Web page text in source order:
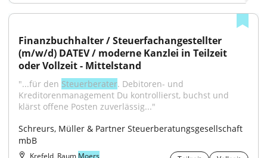
Finanzbuchhalter / Steuerfachangestellter
(m/w/d) DATEV / moderne Kanzlei in Teilzeit
oder Vollzeit - Mittelstand
"...für den Steuerberater. Debitoren- und
Kreditorenmanagement Du kontrollierst, buchst und
klärst offene Posten zuverlässig..."
Schreurs, Müller & Partner Steuerberatungsgesellschaft
mbB
Krefeld, Raum Moers